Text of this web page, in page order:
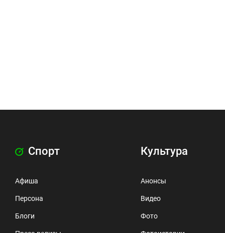
Спорт
Афиша
Персона
Блоги
Культура
Анонсы
Видео
Фото